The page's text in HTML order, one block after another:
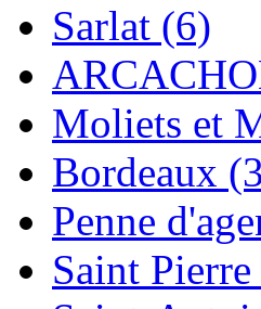
Sarlat (6)
Moliets et
Bordeaux
Penne
Saint